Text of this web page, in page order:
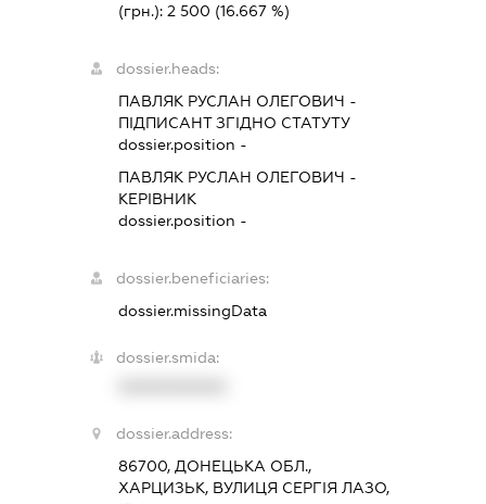
(грн.): 2 500 (16.667 %)
dossier.heads:
ПАВЛЯК РУСЛАН ОЛЕГОВИЧ -
ПІДПИСАНТЗГІДНО СТАТУТУ
dossier.position -
ПАВЛЯК РУСЛАН ОЛЕГОВИЧ -
КЕРІВНИК
dossier.position -
dossier.beneficiaries:
dossier.missingData
dossier.smida:
dossier.address:
86700, ДОНЕЦЬКА ОБЛ.,
ХАРЦИЗЬК, ВУЛИЦЯ СЕРГІЯ ЛАЗО,